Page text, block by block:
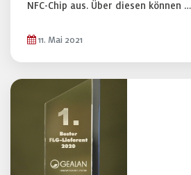
NFC-Chip aus. Über diesen können …
11. Mai 2021